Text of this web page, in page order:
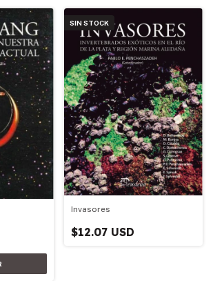
SIN STOCK
Invasores
$12.07 USD